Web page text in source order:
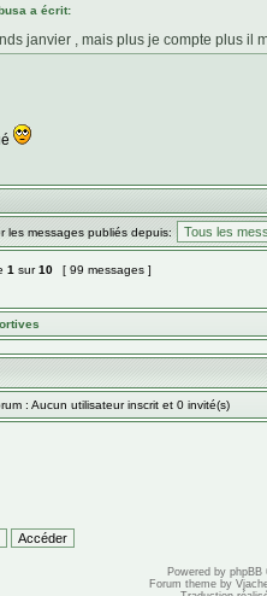
a écrit:
janvier , mais plus je compte plus il
les messages publiés depuis:
1 sur10 [ 99 messages ]
: Aucun utilisateur inscrit et 0 invité(s)
Powered by phpBB
Forum theme by